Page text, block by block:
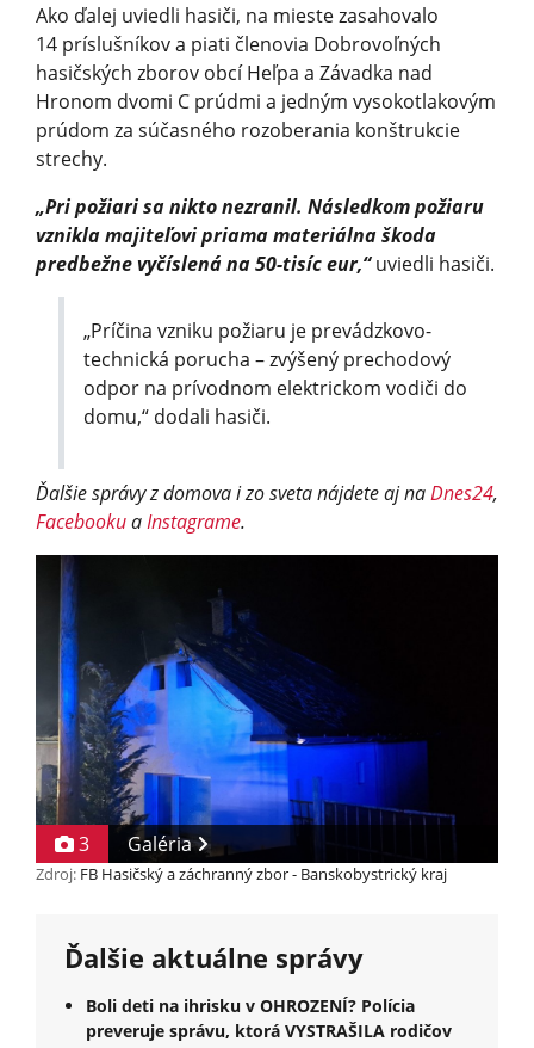
Ako ďalej uviedli hasiči, na mieste zasahovalo
14 príslušníkov a piati členovia Dobrovoľných
hasičských zborov obcí Heľpa a Závadka nad
Hronom dvomi C prúdmi a jedným vysokotlakovým
prúdom za súčasného rozoberania konštrukcie
strechy.
„Pri požiari sa nikto nezranil. Následkom požiaru
vznikla majiteľovi priama materiálna škoda
predbežne vyčíslená na 50-tisíc eur,“uviedli hasiči.
„Príčina vzniku požiaru je prevádzkovo-
technická porucha – zvýšený prechodový
odpor na prívodnom elektrickom vodiči do
domu,“ dodali hasiči.
Ďalšie správy z domova i zo sveta nájdete aj naDnes24,
FacebookuaInstagrame.
3 Galéria
Zdroj: FB Hasičský a záchranný zbor - Banskobystrický kraj
Ďalšie aktuálne správy
Boli deti na ihrisku v OHROZENÍ? Polícia
preveruje správu, ktorá VYSTRAŠILA rodičov